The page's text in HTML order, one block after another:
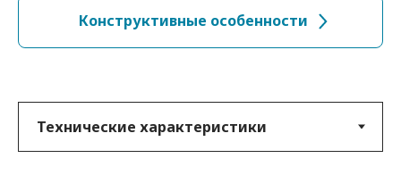
Конструктивные особенности